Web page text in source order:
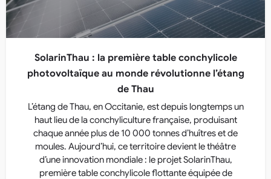
SolarinThau : la première table conchylicole
photovoltaïque au monde révolutionne l’étang
de Thau
L’étang de Thau, en Occitanie, est depuis longtemps un
haut lieu de la conchyliculture française, produisant
chaque année plus de 10 000 tonnes d’huîtres et de
moules. Aujourd’hui, ce territoire devient le théâtre
d’une innovation mondiale : le projet SolarinThau,
première table conchylicole flottante équipée de